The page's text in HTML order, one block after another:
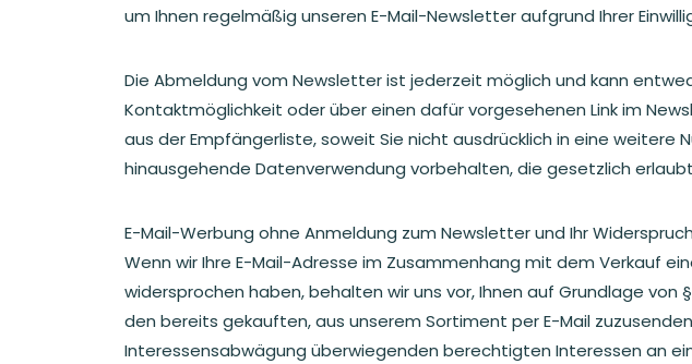
um Ihnen regelmäßig unseren E-Mail-Newsletter aufgrund Ihrer
Die Abmeldung vom Newsletter ist jederzeit möglich und kann
Kontaktmöglichkeit oder über einen dafür vorgesehenen Link im
aus der Empfängerliste, soweit Sie nicht ausdrücklich in eine weitere
hinausgehende Datenverwendung vorbehalten, die gesetzlich
E-Mail-Werbung ohne Anmeldung zum Newsletter und Ihr
Wenn wir Ihre E-Mail-Adresse im Zusammenhang mit dem Verkauf
widersprochen haben, behalten wir uns vor, Ihnen auf Grundlage von
den bereits gekauften, aus unserem Sortiment per E-Mail
Interessensabwägung überwiegenden berechtigten Interessen an